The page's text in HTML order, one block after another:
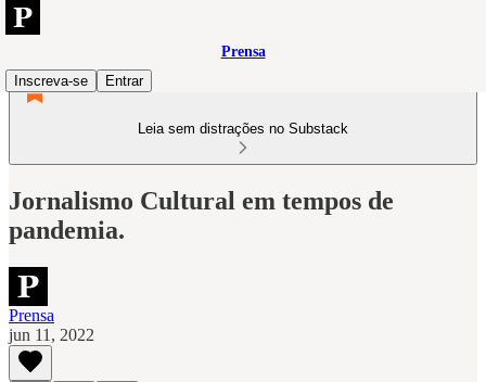
Prensa
Inscreva-se
Entrar
Leia sem distrações no Substack
Jornalismo Cultural em tempos de
pandemia.
Prensa
jun 11, 2022